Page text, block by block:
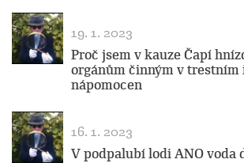
19. 1. 2023
Proč jsem v kauze Čapí
orgánům činným v trestním
nápomocen
16. 1. 2023
V podpalubí lodi ANO voda